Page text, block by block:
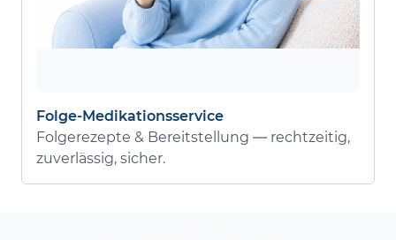
Folge-Medikationsservice
Folgerezepte & Bereitstellung — rechtzeitig,
zuverlässig, sicher.